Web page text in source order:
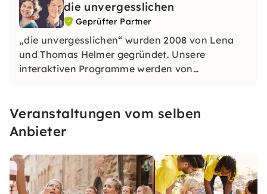
die unvergesslichen
Geprüfter Partner
„die unvergesslichen“ wurden 2008 von Lena
und Thomas Helmer gegründet. Unsere
interaktiven Programme werden von
Raum für individuelle Momente.
Veranstaltungen vom selben
Anbieter